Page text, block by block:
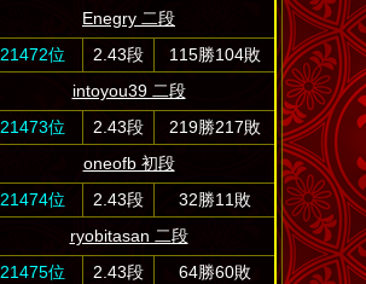
Enegry 二段
21472位
2.43段
115勝104敗
intoyou39 二段
21473位
2.43段
219勝217敗
oneofb 初段
21474位
2.43段
32勝11敗
ryobitasan 二段
21475位
2.43段
64勝60敗